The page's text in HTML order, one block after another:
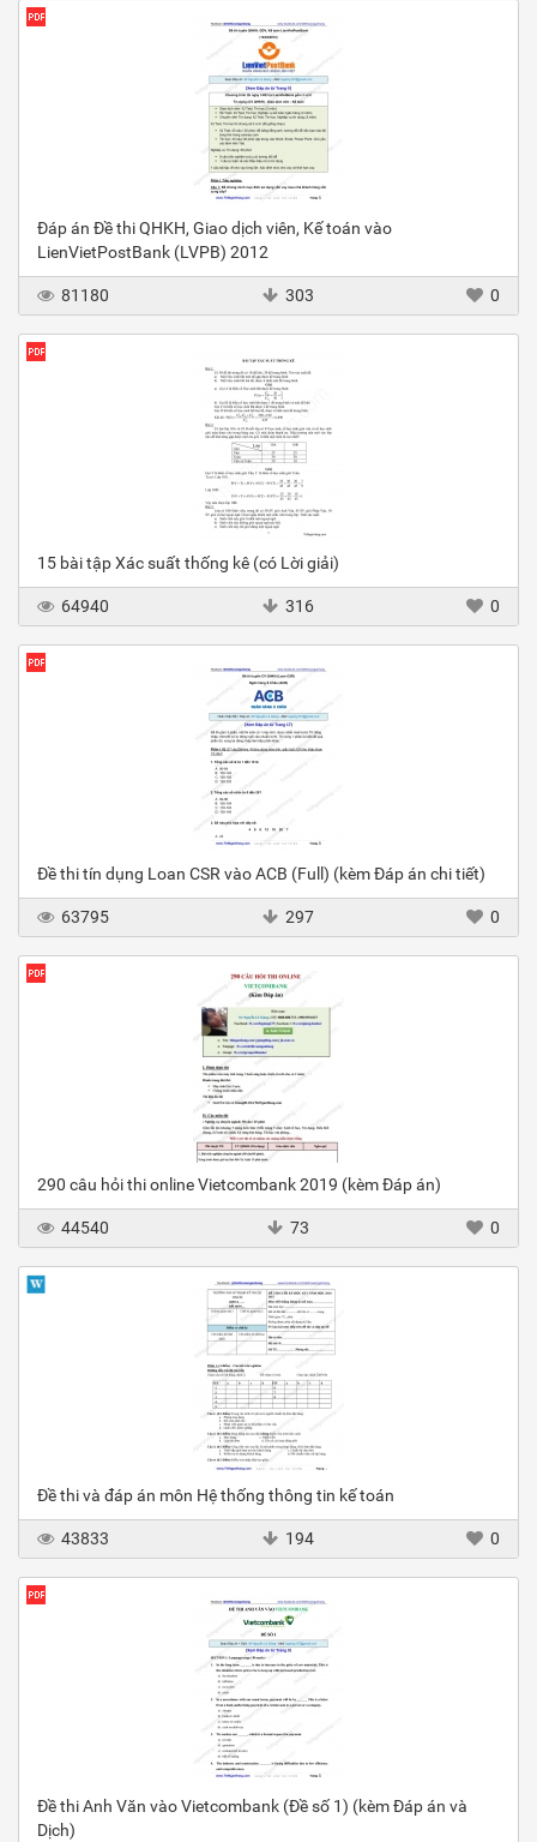
Đáp án Đề thi QHKH, Giao dịch viên, Kế toán vào
LienVietPostBank (LVPB) 2012
81180 303 0
15 bài tập Xác suất thống kê (có Lời giải)
64940 316 0
Đề thi tín dụng Loan CSR vào ACB (Full) (kèm Đáp án chi tiết)
63795 297 0
290 câu hỏi thi online Vietcombank 2019 (kèm Đáp án)
44540 73 0
Đề thi và đáp án môn Hệ thống thông tin kế toán
43833 194 0
Đề thi Anh Văn vào Vietcombank (Đề số 1) (kèm Đáp án và
Dịch)